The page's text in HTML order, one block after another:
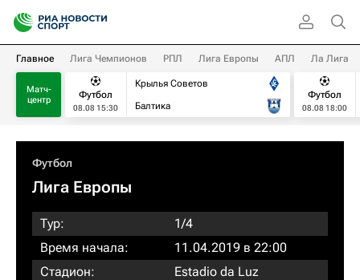
Главное Лига Чемпионов РПЛ Лига Европы АПЛ Ла Лига
Матч-
центр
Футбол
08.08 15:30
Крылья Советов
Балтика
Футбол
08.08 18:00
Футбол
Лига Европы
Тур:
1/4
Время начала:
11.04.2019 в 22:00
Стадион:
Estadio da Luz